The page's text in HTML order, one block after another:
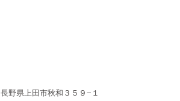
長野県上田市秋和３５９−１